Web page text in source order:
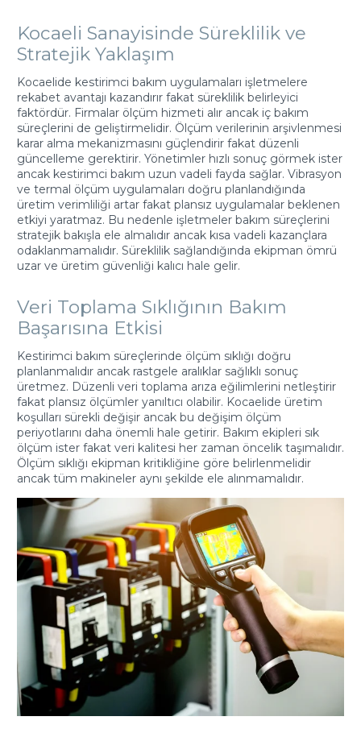
Kocaeli Sanayisinde Süreklilik ve
Stratejik Yaklaşım
Kocaelide kestirimci bakım uygulamaları işletmelere
rekabet avantajı kazandırır fakat süreklilik belirleyici
faktördür. Firmalar ölçüm hizmeti alır ancak iç bakım
süreçlerini de geliştirmelidir. Ölçüm verilerinin arşivlenmesi
karar alma mekanizmasını güçlendirir fakat düzenli
güncelleme gerektirir. Yönetimler hızlı sonuç görmek ister
ancak kestirimci bakım uzun vadeli fayda sağlar. Vibrasyon
ve termal ölçüm uygulamaları doğru planlandığında
üretim verimliliği artar fakat plansız uygulamalar beklenen
etkiyi yaratmaz. Bu nedenle işletmeler bakım süreçlerini
stratejik bakışla ele almalıdır ancak kısa vadeli kazançlara
odaklanmamalıdır. Süreklilik sağlandığında ekipman ömrü
uzar ve üretim güvenliği kalıcı hale gelir.
Veri Toplama Sıklığının Bakım
Başarısına Etkisi
Kestirimci bakım süreçlerinde ölçüm sıklığı doğru
planlanmalıdır ancak rastgele aralıklar sağlıklı sonuç
üretmez. Düzenli veri toplama arıza eğilimlerini netleştirir
fakat plansız ölçümler yanıltıcı olabilir. Kocaelide üretim
koşulları sürekli değişir ancak bu değişim ölçüm
periyotlarını daha önemli hale getirir. Bakım ekipleri sık
ölçüm ister fakat veri kalitesi her zaman öncelik taşımalıdır.
Ölçüm sıklığı ekipman kritikliğine göre belirlenmelidir
ancak tüm makineler aynı şekilde ele alınmamalıdır.